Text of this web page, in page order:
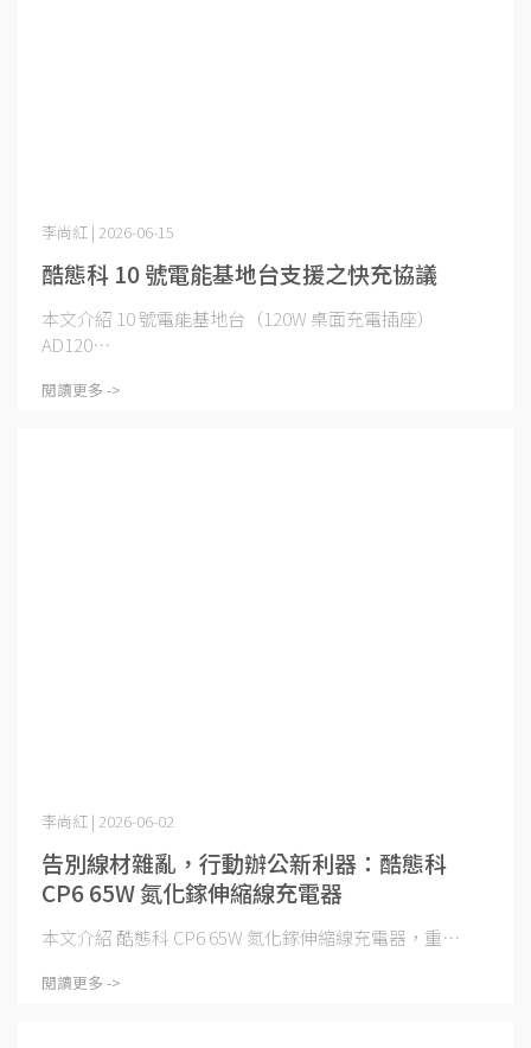
酷態科 10 號電能基地台支援之快充協議
李尚紅 | 2026-06-15
本文介紹 10 號電能基地台（120W 桌面充電插座）
AD120⋯
閱讀更多 ->
告別線材雜亂，行動辦公新利器：酷態科
CP6 65W 氮化鎵伸縮線充電器
李尚紅 | 2026-06-02
本文介紹 酷態科 CP6 65W 氮化鎵伸縮線充電器，重⋯
閱讀更多 ->